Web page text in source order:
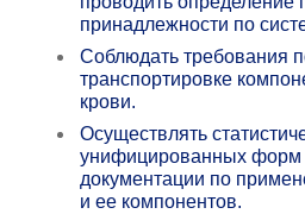
принадлежности по
Соблюдать требования
транспортировке
крови.
Осуществлять
унифицированных форм
документации по
и ее компонентов.